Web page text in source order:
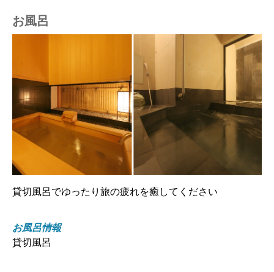
お風呂
貸切風呂でゆったり旅の疲れを癒してください
お風呂情報
貸切風呂